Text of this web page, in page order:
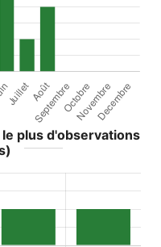
plus d'observations